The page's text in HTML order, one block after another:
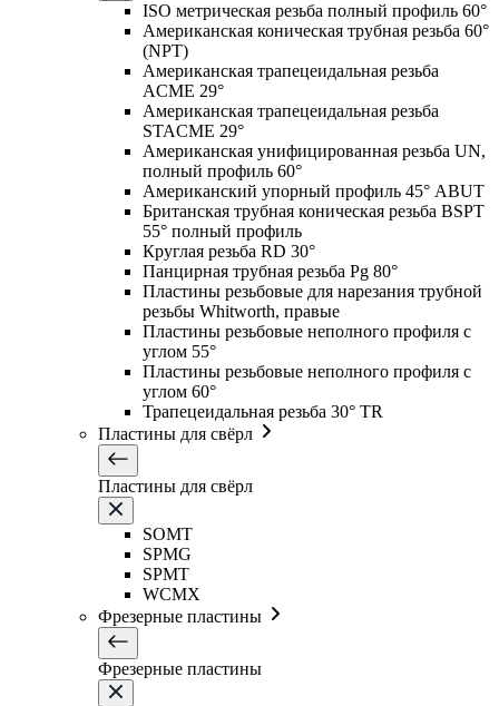
ISO метрическая резьба полный профиль 60°
Американская коническая трубная резьба 60°
(NPT)
Американская трапецеидальная резьба
ACME 29°
Американская трапецеидальная резьба
STACME 29°
Американская унифицированная резьба UN,
полный профиль 60°
Американский упорный профиль 45° ABUT
Британская трубная коническая резьба BSPT
55° полный профиль
Круглая резьба RD 30°
Панцирная трубная резьба Pg 80°
Пластины резьбовые для нарезания трубной
резьбы Whitworth, правые
Пластины резьбовые неполного профиля с
углом 55°
Пластины резьбовые неполного профиля с
углом 60°
Трапецеидальная резьба 30° TR
Пластины для свёрл
Пластины для свёрл
SOMT
SPMG
SPMT
WCMX
Фрезерные пластины
Фрезерные пластины